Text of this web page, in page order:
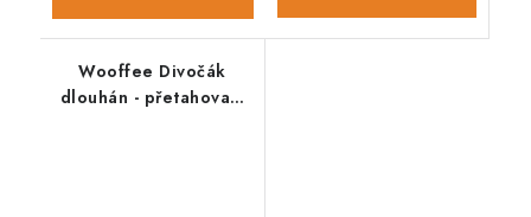
Wooffee Divočák
dlouhán - přetahovací